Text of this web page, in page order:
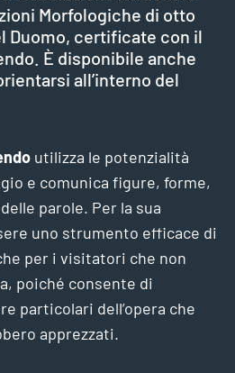
Morfologiche di otto
Duomo, certificate con il
È disponibile anche
all’interno del
utilizza le potenzialità
e comunica figure, forme,
parole. Per la sua
uno strumento efficace di
per i visitatori che non
poiché consente di
particolari dell’opera che
apprezzati.